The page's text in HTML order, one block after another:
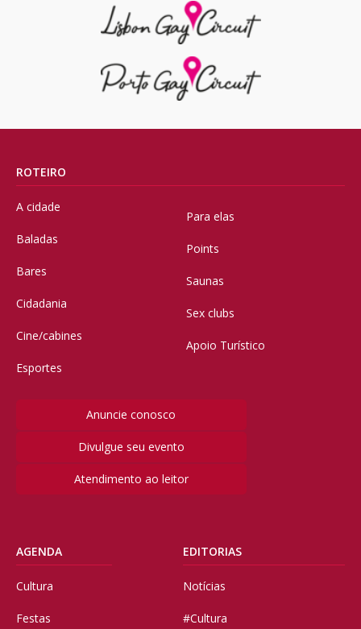
ROTEIRO
A cidade
Baladas
Bares
Cidadania
Cine/cabines
Esportes
Para elas
Points
Saunas
Sex clubs
Apoio Turístico
Anuncie conosco
Divulgue seu evento
Atendimento ao leitor
AGENDA
Cultura
Festas
EDITORIAS
Notícias
#Cultura